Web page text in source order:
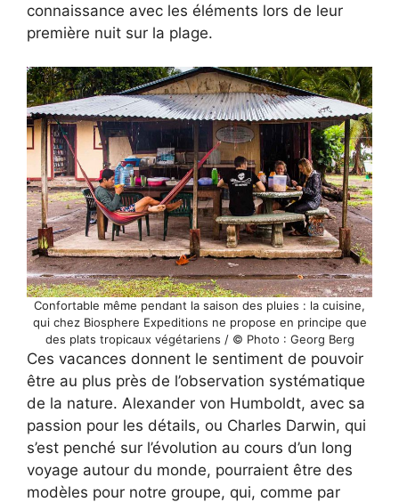
connaissance avec les éléments lors de leur
première nuit sur la plage.
Confortable même pendant la saison des pluies : la cuisine,
qui chez Biosphere Expeditions ne propose en principe que
des plats tropicaux végétariens / © Photo : Georg Berg
Ces vacances donnent le sentiment de pouvoir
être au plus près de l’observation systématique
de la nature. Alexander von Humboldt, avec sa
passion pour les détails, ou Charles Darwin, qui
s’est penché sur l’évolution au cours d’un long
voyage autour du monde, pourraient être des
modèles pour notre groupe, qui, comme par